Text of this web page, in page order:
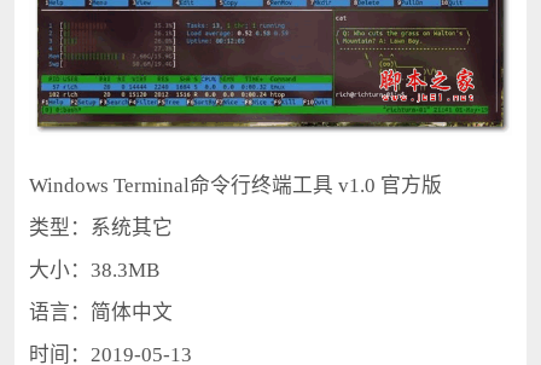
Windows Terminal命令行终端工具 v1.0 官方版
类型：系统其它
大小：38.3MB
语言：简体中文
时间：2019-05-13